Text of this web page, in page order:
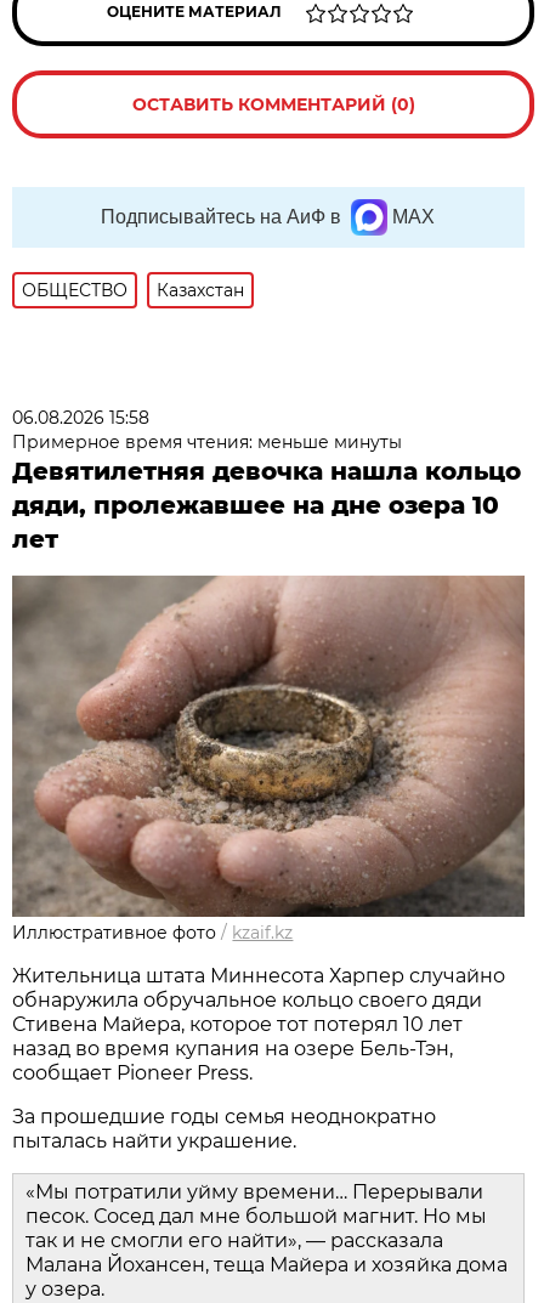
ОЦЕНИТЕ МАТЕРИАЛ
ОСТАВИТЬ КОММЕНТАРИЙ (0)
Подписывайтесь на АиФ в MAX
ОБЩЕСТВО Казахстан
06.08.2026 15:58
Примерное время чтения: меньше минуты
Девятилетняя девочка нашла кольцо
дяди, пролежавшее на дне озера 10
лет
Иллюстративное фото / kzaif.kz
Жительница штата Миннесота Харпер случайно
обнаружила обручальное кольцо своего дяди
Стивена Майера, которое тот потерял 10 лет
назад во время купания на озере Бель-Тэн,
сообщает Pioneer Press.
За прошедшие годы семья неоднократно
пыталась найти украшение.
«Мы потратили уйму времени… Перерывали
песок. Сосед дал мне большой магнит. Но мы
так и не смогли его найти», — рассказала
Малана Йохансен, теща Майера и хозяйка дома
у озера.